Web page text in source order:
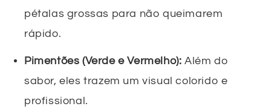
pétalas grossas para não queimarem
rápido.
Pimentões (Verde e Vermelho): Além do
sabor, eles trazem um visual colorido e
profissional.